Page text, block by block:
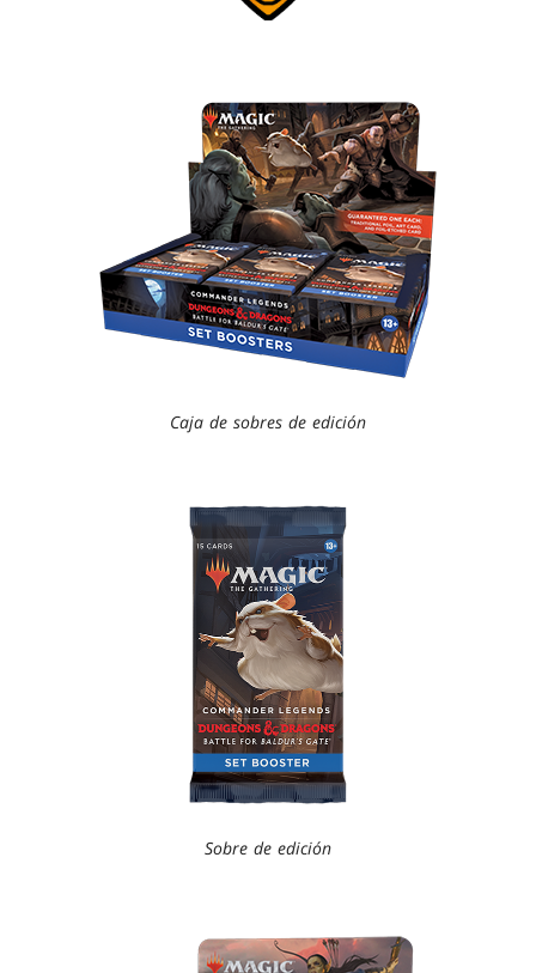
Caja de sobres de edición
Sobre de edición